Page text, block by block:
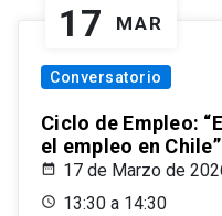
17 MAR
Conversatorio
Ciclo de Empleo:
el empleo en Chile”
17 de Marzo de
13:30 a 14:30